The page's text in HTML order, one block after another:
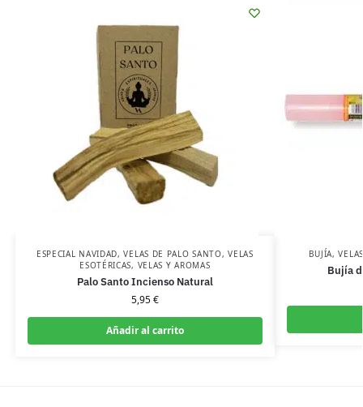
ESPECIAL NAVIDAD,VELAS DE PALO SANTO,VELAS
ESOTÉRICAS, VELAS Y AROMAS
Palo Santo Incienso Natural
5,95€
Añadir al carrito
BUJÍA,
Bujía